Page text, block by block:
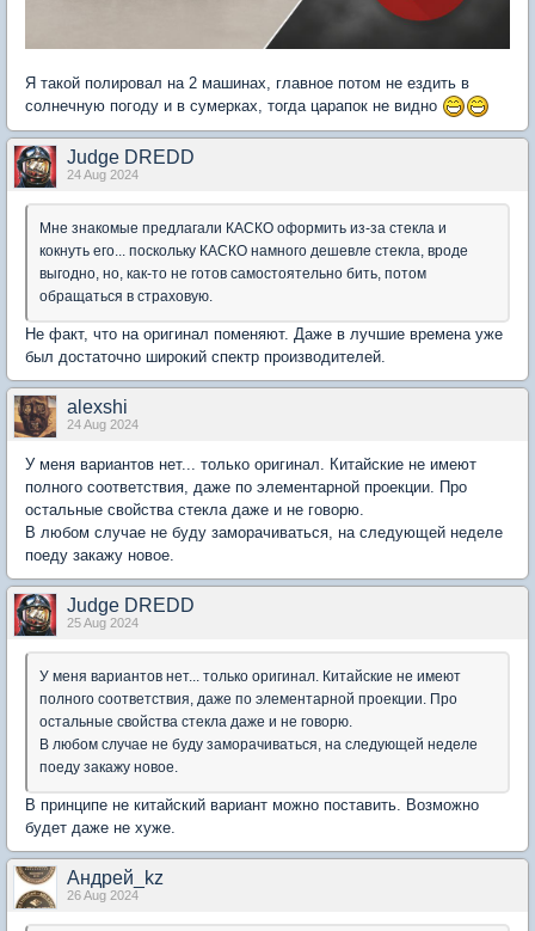
Я такой полировал на 2 машинах, главное потом не ездить в
солнечную погоду и в сумерках, тогда царапок не видно
Judge DREDD
24 Aug 2024
Мне знакомые предлагали КАСКО оформить из-за стекла и
кокнуть его... поскольку КАСКО намного дешевле стекла, вроде
выгодно, но, как-то не готов самостоятельно бить, потом
обращаться в страховую.
Не факт, что на оригинал поменяют. Даже в лучшие времена уже
был достаточно широкий спектр производителей.
alexshi
24 Aug 2024
У меня вариантов нет... только оригинал. Китайские не имеют
полного соответствия, даже по элементарной проекции. Про
остальные свойства стекла даже и не говорю.
В любом случае не буду заморачиваться, на следующей неделе
поеду закажу новое.
Judge DREDD
25 Aug 2024
У меня вариантов нет... только оригинал. Китайские не имеют
полного соответствия, даже по элементарной проекции. Про
остальные свойства стекла даже и не говорю.
В любом случае не буду заморачиваться, на следующей неделе
поеду закажу новое.
В принципе не китайский вариант можно поставить. Возможно
будет даже не хуже.
Андрей_kz
26 Aug 2024